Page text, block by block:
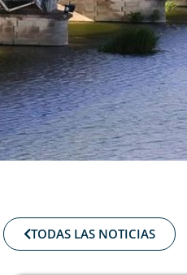
TODAS LAS NOTICIAS